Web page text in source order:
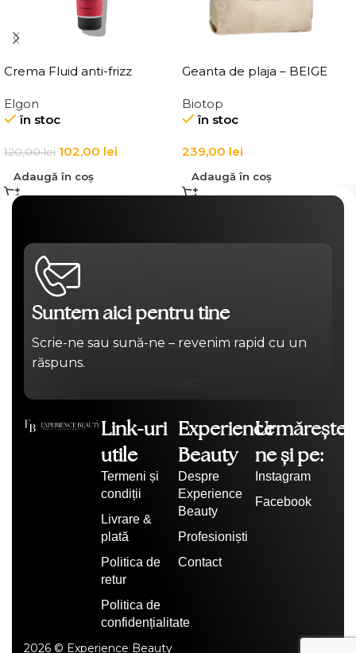
Crema Fluid anti-frizz
Slick Anti-Frizz Fluid
Elgon
în stoc
120,00lei 102,00 lei
Adaugă în coș
Geanta de plaja – BEIGE
Biotop
în stoc
239,00 lei
Adaugă în coș
Suntem aici pentru tine
Scrie-ne sau sună-ne – revenim rapid cu un
răspuns.
Link-uri
utile
Termeni și
condiții
Livrare &
plată
Politica de
retur
Politica de
confidențialitate
Experience
Beauty
Despre
Experience
Beauty
Profesioniști
Contact
Urmărește-
ne și pe:
Instagram
Facebook
2026 © Experience Beauty